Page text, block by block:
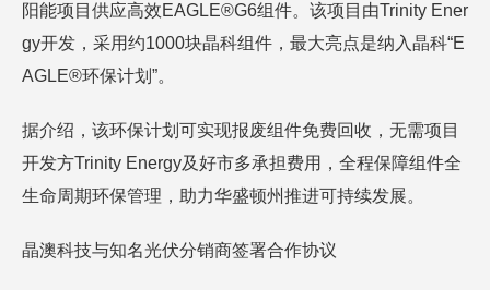
阳能项目供应高效EAGLE®G6组件。该项目由Trinity Ener
gy开发，采用约1000块晶科组件，最大亮点是纳入晶科“E
AGLE®环保计划”。
据介绍，该环保计划可实现报废组件免费回收，无需项目
开发方Trinity Energy及好市多承担费用，全程保障组件全
生命周期环保管理，助力华盛顿州推进可持续发展。
晶澳科技与知名光伏分销商签署合作协议